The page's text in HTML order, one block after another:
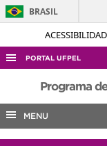
BRASIL
PORTAL UFPEL
ACESSO À
AUDITORIA
COBALTO
Programa
MENU